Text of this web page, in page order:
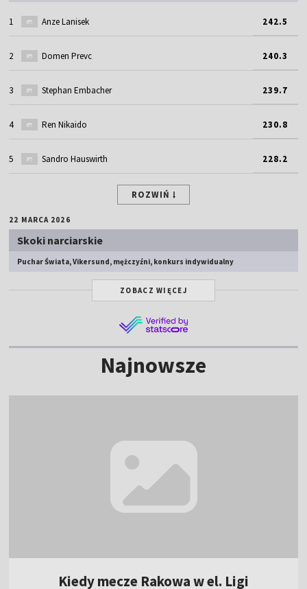
1 Anze Lanisek 242.5
2 Domen Prevc 240.3
3 Stephan Embacher 239.7
4 Ren Nikaido 230.8
5 Sandro Hauswirth 228.2
ROZWIŃ
22 MARCA 2026
Skoki narciarskie
Puchar Świata, Vikersund, mężczyźni, konkurs indywidualny
ZOBACZ WIĘCEJ
Najnowsze